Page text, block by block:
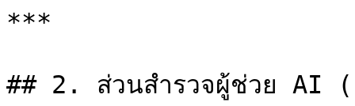
***
## 2. ส่วนสำรวจผู้ช่วย AI